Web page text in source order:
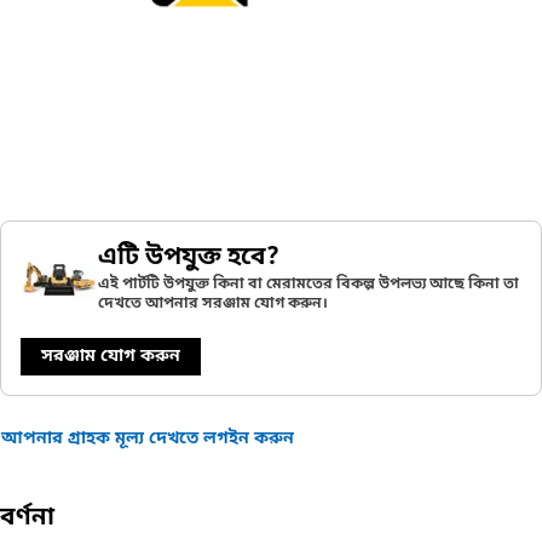
এটি উপযুক্ত হবে?
এই পার্টটি উপযুক্ত কিনা বা মেরামতের বিকল্প উপলভ্য আছে কিনা তা
দেখতে আপনার সরঞ্জাম যোগ করুন।
সরঞ্জাম যোগ করুন
আপনার গ্রাহক মূল্য দেখতে লগইন করুন
বর্ণনা